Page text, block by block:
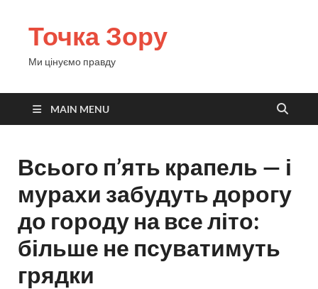
Точка Зору
Ми цінуємо правду
MAIN MENU
Всього п’ять крапель — і
мурахи забудуть дорогу
до городу на все літо:
більше не псуватимуть
грядки